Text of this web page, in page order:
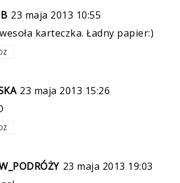
23 maja 2013 10:55
karteczka. Ładny papier:)
23 maja 2013 15:26
23 maja 2013 19:03